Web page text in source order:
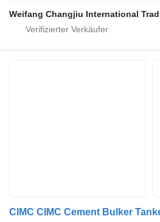
Weifang Changjiu International
CIMC CIMC Cement Bulker